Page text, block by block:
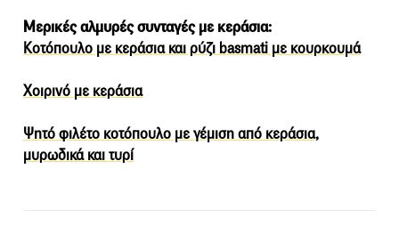
Μερικές αλμυρές συνταγές με κεράσια:
Κοτόπουλο με κεράσια και ρύζι basmati με κουρκουμά
Χοιρινό με κεράσια
Ψητό φιλέτο κοτόπουλο με γέμιση από κεράσια,
μυρωδικά και τυρί